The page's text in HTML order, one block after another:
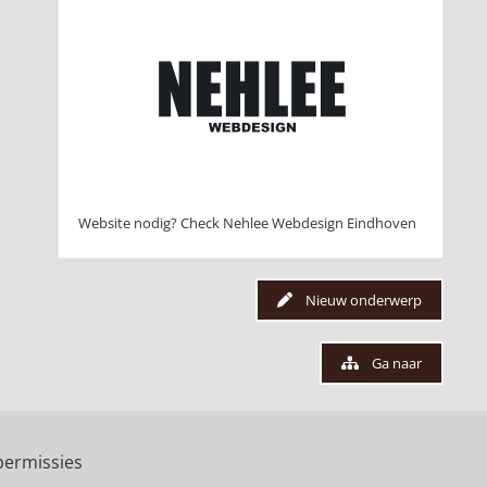
Website nodig? Check Nehlee Webdesign Eindhoven
Nieuw onderwerp
Ga naar